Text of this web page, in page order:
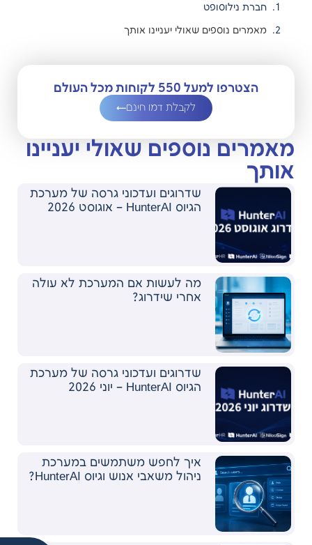
חברת נילוסופט
מאמרים נוספים שאולי יעניינו אותך
הצטרפו למעל 550 לקוחות מכל העולם
לקבלת דמו חינם
מאמרים נוספים שאולי יעניינו
אותך
שדרוגים ועדכוני גרסה של מערכת
הגיוס HunterAI – אוגוסט 2026
מה לעשות אם המערכת לא עולה
אחרי שידרוג?
שדרוגים ועדכוני גרסה של מערכת
הגיוס HunterAI – יוני 2026
איך לחפש משתמשים במערכת
ניהול משאבי אנוש וגיוס HunterAI?